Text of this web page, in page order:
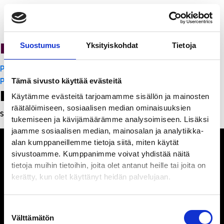
Suostumus Yksityiskohdat Tietoja
Tämä sivusto käyttää evästeitä
Käytämme evästeitä tarjoamamme sisällön ja mainosten
räätälöimiseen, sosiaalisen median ominaisuuksien
tukemiseen ja kävijämäärämme analysoimiseen. Lisäksi
jaamme sosiaalisen median, mainosalan ja analytiikka-
alan kumppaneillemme tietoja siitä, miten käytät
sivustoamme. Kumppanimme voivat yhdistää näitä
tietoja muihin tietoihin, joita olet antanut heille tai joita on
kerätty, kun olet käyttänyt heidän palvelujaan.
valinta
Välttämätön
PanchoVilla
Artikkelien
selaus
PanchoVilla
PanchoVilla
Leave a Reply
Sinun täytyy kirjautua sisään